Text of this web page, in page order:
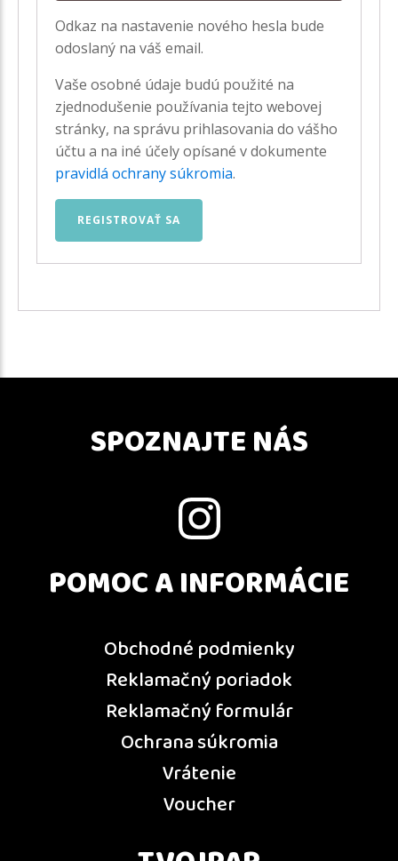
Odkaz na nastavenie nového hesla bude
odoslaný na váš email.
Vaše osobné údaje budú použité na
zjednodušenie používania tejto webovej
stránky, na správu prihlasovania do vášho
účtu a na iné účely opísané v dokumente
pravidlá ochrany súkromia.
REGISTROVAŤ SA
SPOZNAJTE NÁS
POMOC A INFORMÁCIE
Obchodné podmienky
Reklamačný poriadok
Reklamačný formulár
Ochrana súkromia
Vrátenie
Voucher